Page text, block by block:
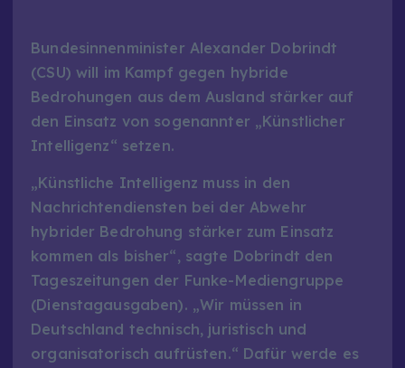
Bundesinnenminister Alexander Dobrindt
(CSU) will im Kampf gegen hybride
Bedrohungen aus dem Ausland stärker auf
den Einsatz von sogenannter „Künstlicher
Intelligenz“ setzen.
„Künstliche Intelligenz muss in den
Nachrichtendiensten bei der Abwehr
hybrider Bedrohung stärker zum Einsatz
kommen als bisher“, sagte Dobrindt den
Tageszeitungen der Funke-Mediengruppe
(Dienstagausgaben). „Wir müssen in
Deutschland technisch, juristisch und
organisatorisch aufrüsten.“ Dafür werde es